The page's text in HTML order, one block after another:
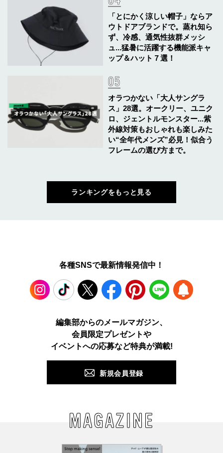
「とにかく涼しい帽子」ならア
ウトドアブランドで。蒸れ知ら
ず、冷感、通気性抜群メッシ
ュ...猛暑に活躍する機能派キャ
ップ＆ハット７選！
オラつかない「大人サングラ
ス」28選。オークリー、ユニク
ロ、ジェントルモンスター...紫
外線対策もおしゃれも楽しみた
い“全年代メンズ”必見！似合う
フレームの選び方まで。
ランキングをもっと見る
各種SNSで最新情報発信中！
TikTok Facebook Pinterest LINE
編集部からのメールマガジン、
会員限定プレゼントや
イベントへの応募など特典が満載!
新規会員登録
MAGAZINE